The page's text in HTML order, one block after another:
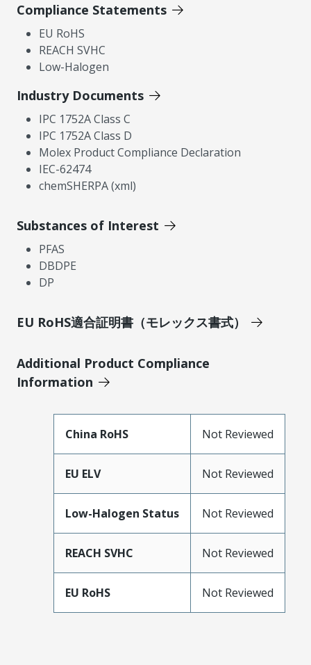
Compliance Statements
EU RoHS
REACH SVHC
Low-Halogen
Industry Documents
IPC 1752A Class C
IPC 1752A Class D
Molex Product Compliance Declaration
IEC-62474
chemSHERPA (xml)
Substances of Interest
PFAS
DBDPE
DP
EU RoHS適合証明書（モレックス書式）
Additional Product Compliance
Information
China RoHS Not Reviewed
EU ELV Not Reviewed
Low-Halogen Status Not Reviewed
REACH SVHC Not Reviewed
EU RoHS Not Reviewed